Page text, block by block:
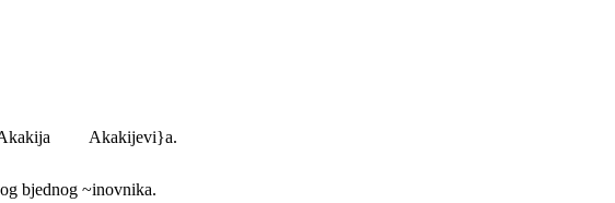
Akakijevi}a.
bjednog ~inovnika.